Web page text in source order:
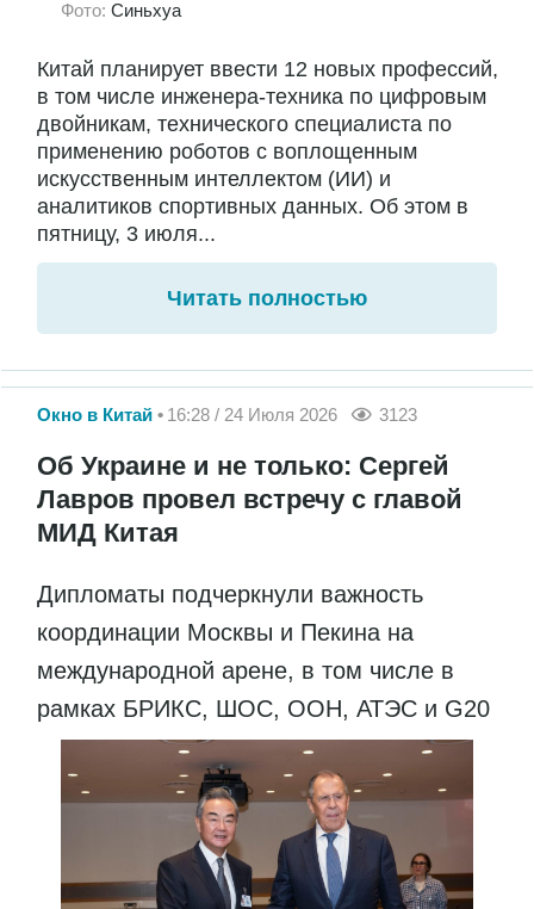
Фото: Синьхуа
Китай планирует ввести 12 новых профессий,
в том числе инженера-техника по цифровым
двойникам, технического специалиста по
применению роботов с воплощенным
искусственным интеллектом (ИИ) и
аналитиков спортивных данных. Об этом в
пятницу, 3 июля...
Читать полностью
Окно в Китай 16:28 / 24 Июля 2026 3123
Об Украине и не только: Сергей
Лавров провел встречу с главой
МИД Китая
Дипломаты подчеркнули важность
координации Москвы и Пекина на
международной арене, в том числе в
рамках БРИКС, ШОС, ООН, АТЭС и G20